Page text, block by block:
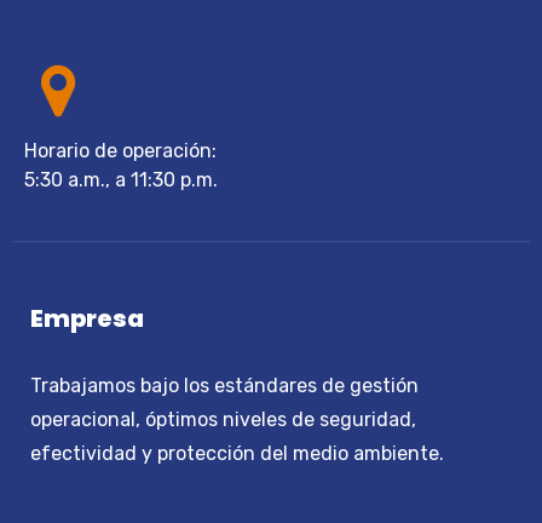
Horario de operación:
5:30 a.m., a 11:30 p.m.
Empresa
Trabajamos bajo los estándares de gestión
operacional, óptimos niveles de seguridad,
efectividad y protección del medio ambiente.